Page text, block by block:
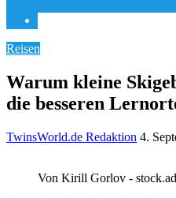
Reisen
Warum kleine
die besseren
TwinsWorld.de Redaktion 4.
Von Kirill Gorlov -